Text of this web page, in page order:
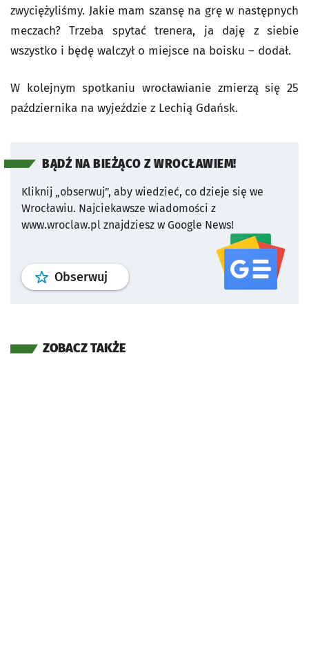
zwyciężyliśmy. Jakie mam szansę na grę w następnych
meczach? Trzeba spytać trenera, ja daję z siebie
wszystko i będę walczył o miejsce na boisku – dodał.
W kolejnym spotkaniu wrocławianie zmierzą się 25
października na wyjeździe z Lechią Gdańsk.
BĄDŹ NA BIEŻĄCO Z WROCŁAWIEM!
Kliknij „obserwuj”, aby wiedzieć, co dzieje się we
Wrocławiu. Najciekawsze wiadomości z
www.wroclaw.pl znajdziesz w Google News!
Obserwuj profil serwisu
ZOBACZ TAKŻE